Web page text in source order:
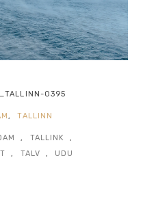
0395
, TALLINN
, TALLINK
,
, TALV , UDU